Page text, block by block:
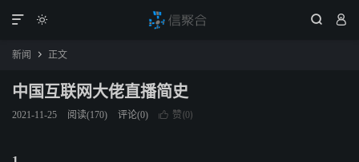
  

新闻  正文
中国互联网大佬直播简史
2021-11-25 阅读(170) 评论(0)  赞(0)